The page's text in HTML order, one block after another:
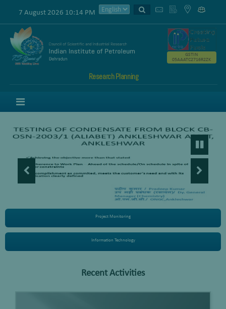
7 August 2026 10:14 PM
Research Planning
GSTIN
05AAATC2716R2ZK
Project Monitoring
Information Technology
Recent Activities